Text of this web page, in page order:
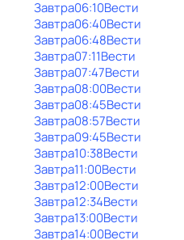
Завтра06:10Вести
Завтра06:40Вести
Завтра06:48Вести
Завтра07:11Вести
Завтра07:47Вести
Завтра08:00Вести
Завтра08:45Вести
Завтра08:57Вести
Завтра09:45Вести
Завтра10:38Вести
Завтра11:00Вести
Завтра12:00Вести
Завтра12:34Вести
Завтра13:00Вести
Завтра14:00Вести